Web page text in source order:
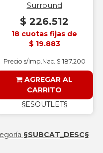
Surround
$ 226.512
18 cuotas fijas de
$ 19.883
Precio s/Imp.Nac. $ 187.200
AGREGAR AL
CARRITO
§ESOUTLET§
§SUBCAT_DESC§